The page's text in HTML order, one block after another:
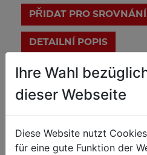
PŘIDAT PRO SROVNÁNÍ
DETAILNÍ POPIS
Ihre Wahl
dieser Webseite
Diese Website nutzt
für eine gute Funktion der